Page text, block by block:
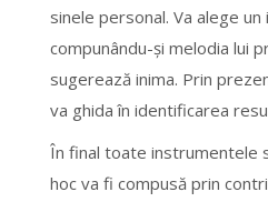
sinele personal. Va alege
compunându-şi melodia lui
sugerează inima. Prin
va ghida în identificarea
În final toate instrumentele
hoc va fi compusă prin